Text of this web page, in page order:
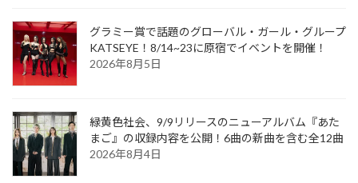
グラミー賞で話題のグローバル・ガール・グループ
KATSEYE！8/14~23に原宿でイベントを開催！
2026年8月5日
緑黄色社会、9/9リリースのニューアルバム『あた
まご』の収録内容を公開！6曲の新曲を含む全12曲
2026年8月4日